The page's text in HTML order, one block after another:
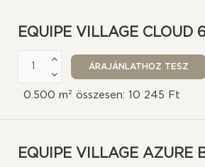
EQUIPE VILLAGE CLOUD
0.500 m² összesen: 10 245 Ft
EQUIPE VILLAGE AZURE